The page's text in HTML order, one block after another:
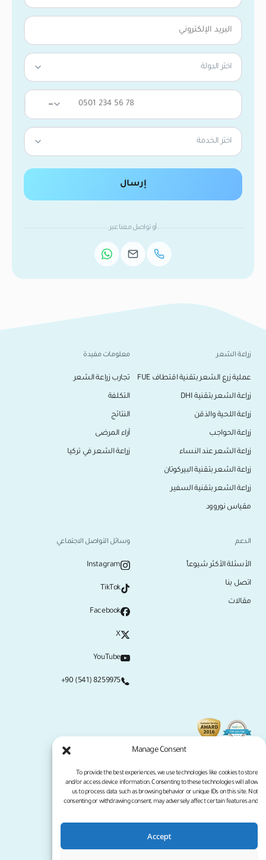
Manage Consent
To provide the best experiences, we use technologies like cookies to store
and/or access device information. Consenting to these technologies will allow
us to process data such as browsing behavior or unique IDs on this site. Not
consenting or withdrawing consent, may adversely affect certain features and
Accept
اختر الدولة
—
اختر الخدمة
إرسال
أو تواصل معنا عبر
زراعة الشعر
عملية زرع الشعر بتقنية اقتطاف FUE
زراعة الشعر بتقنية DHI
زراعة اللحية والذقن
زراعة الحواجب
زراعة الشعر عند النساء
زراعة الشعر بتقنية البيركوتان
زراعة الشعر بتقنية السفير
مقياس نوروود
معلومات مفيدة
تجارب زراعة الشعر
التكلفة
النتائج
آراء المرضى
زراعة الشعر في تركيا
الدعم
الأسئلة الأكثر شيوعاً
اتصل بنا
مقالات
وسائل التواصل الاجتماعي
Instagram
TikTok
Facebook
X
YouTube
+90 (541) 8259975
سياسة الخصوصية
جميع الحقوق محفوظة لموقع كلينيكانا لعام 2026